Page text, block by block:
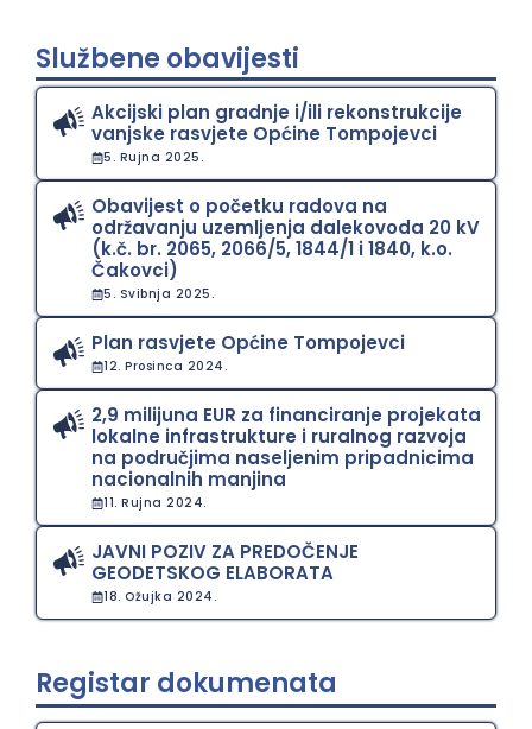
Službene obavijesti
Akcijski plan gradnje i/ili rekonstrukcije
vanjske rasvjete Općine Tompojevci
5. Rujna 2025.
Obavijest o početku radova na
održavanju uzemljenja dalekovoda 20 kV
(k.č. br. 2065, 2066/5, 1844/1 i 1840, k.o.
Čakovci)
5. Svibnja 2025.
Plan rasvjete Općine Tompojevci
12. Prosinca 2024.
2,9 milijuna EUR za financiranje projekata
lokalne infrastrukture i ruralnog razvoja
na područjima naseljenim pripadnicima
nacionalnih manjina
11. Rujna 2024.
JAVNI POZIV ZA PREDOČENJE
GEODETSKOG ELABORATA
18. Ožujka 2024.
Registar dokumenata